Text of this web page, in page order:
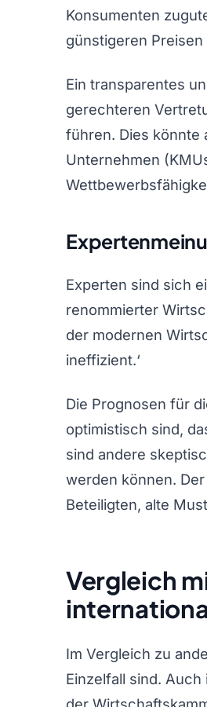
Konsumenten
günstigeren
Ein transparentes
gerechteren
führen. Dies könnte
Unternehmen
Experten sind sich
renommierter
der modernen
ineffizient.‘
Die Prognosen für
optimistisch sind,
sind andere
werden können.
Beteiligten, alte
Vergleich
Im Vergleich zu
Einzelfall sind.